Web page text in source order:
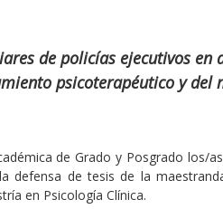
de policías ejecutivos en
psicoterapéutico y del
de Grado y Posgrado los/
defensa de tesis de la
en Psicología Clínica.